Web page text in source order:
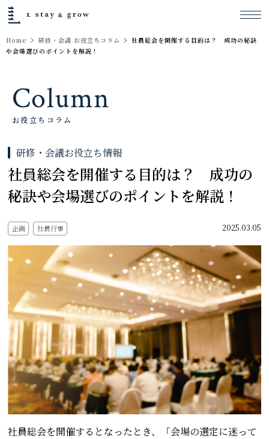
Home 研修・会議 お役立ちコラム
社員総会を開催する目的は？ 成功の秘訣
や会場選びのポイントを解説！
Column
お役立ちコラム
研修・会議お役立ち情報
社員総会を開催する目的は？ 成功の
秘訣や会場選びのポイントを解説！
企画 社員行事 2025.03.05
社員総会を開催するとなったとき、「会場の選定に迷って